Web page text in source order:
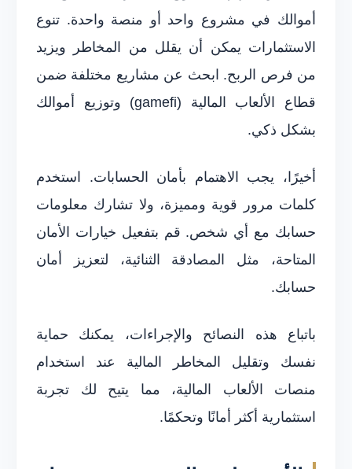
أموالك في مشروع واحد أو منصة واحدة. تنوع
الاستثمارات يمكن أن يقلل من المخاطر ويزيد
من فرص الربح. ابحث عن مشاريع مختلفة ضمن
قطاع الألعاب المالية (gamefi) وتوزيع أموالك
بشكل ذكي.
أخيرًا، يجب الاهتمام بأمان الحسابات. استخدم
كلمات مرور قوية ومميزة، ولا تشارك معلومات
حسابك مع أي شخص. قم بتفعيل خيارات الأمان
المتاحة، مثل المصادقة الثنائية، لتعزيز أمان
حسابك.
باتباع هذه النصائح والإجراءات، يمكنك حماية
نفسك وتقليل المخاطر المالية عند استخدام
منصات الألعاب المالية، مما يتيح لك تجربة
استثمارية أكثر أمانًا وتحكمًا.